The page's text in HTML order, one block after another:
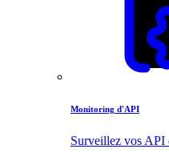
Monitoring d'API
Surveillez vos API